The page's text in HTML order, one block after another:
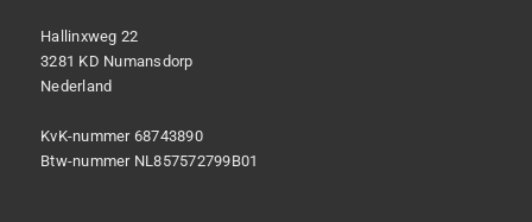
Hallinxweg 22
3281 KD Numansdorp
Nederland
KvK-nummer 68743890
Btw-nummer NL857572799B01